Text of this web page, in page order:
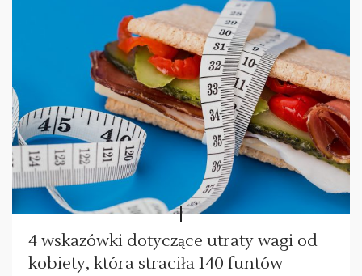
4 wskazówki dotyczące utraty wagi od
kobiety, która straciła 140 funtów